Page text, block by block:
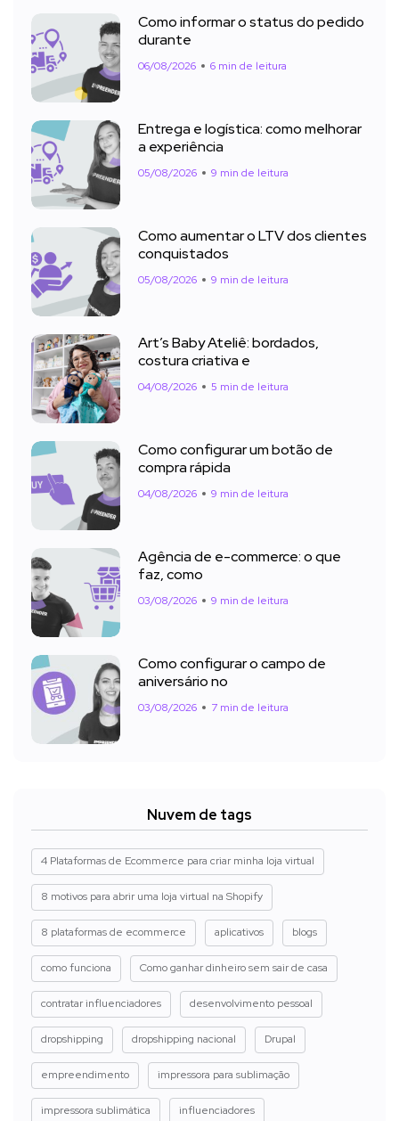
Como informar o status do pedido
durante
06/08/2026 6 min de leitura
Entrega e logística: como melhorar
a experiência
05/08/2026 9 min de leitura
Como aumentar o LTV dos clientes
conquistados
05/08/2026 9 min de leitura
Art’s Baby Ateliê: bordados,
costura criativa e
04/08/2026 5 min de leitura
Como configurar um botão de
compra rápida
04/08/2026 9 min de leitura
Agência de e-commerce: o que
faz, como
03/08/2026 9 min de leitura
Como configurar o campo de
aniversário no
03/08/2026 7 min de leitura
Nuvem de tags
4 Plataformas de Ecommerce para criar minha loja virtual
8 motivos para abrir uma loja virtual na Shopify
8 plataformas de ecommerce aplicativos blogs
como funciona Como ganhar dinheiro sem sair de casa
contratar influenciadores desenvolvimento pessoal
dropshipping dropshipping nacional Drupal
empreendimento impressora para sublimação
impressora sublimática influenciadores